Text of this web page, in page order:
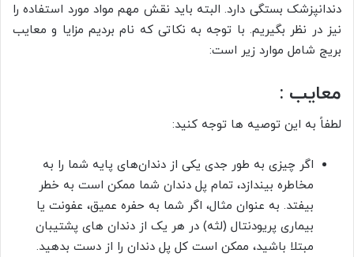
دندانپزشک بستگی دارد. البته باید نقش مهم مواد مورد استفاده را
نیز در نظر بگیریم. با توجه به نکاتی که نام بردیم مزایا و معایب
بریج شامل موارد زیر است:
معایب :
لطفاً به این توصیه­ ها توجه کنید:
اگر چیزی به طور جدی یکی از دندان‌های پایه شما را به
مخاطره بیندازد، تمام پل دندان شما ممکن است به خطر
بیفتد. به عنوان مثال، اگر شما به حفره عمیق، عفونت یا
بیماری پریودنتال (لثه) در هر یک از دندان ­های پشتیبان
مبتلا باشید، ممکن است کل پل دندان را از دست بدهید.